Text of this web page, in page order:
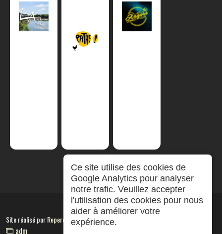
Site réalisé parRepereCom
adm
Ce site utilise des cookies de
Google Analytics pour analyser
notre trafic. Veuillez accepter
l'utilisation des cookies pour nous
aider à améliorer votre
expérience.